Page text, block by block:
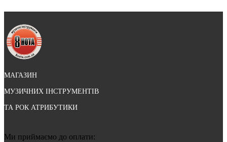
МАГАЗИН
МУЗИЧНИХ ІНСТРУМЕНТІВ
ТА РОК АТРИБУТИКИ
Ми приймаємо до оплати: